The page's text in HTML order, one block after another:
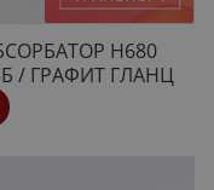
H680
/ ГРАФИТ ГЛАНЦ